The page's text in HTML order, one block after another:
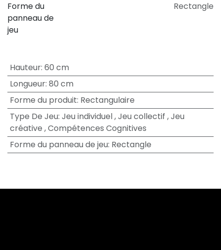
Forme du
panneau de
jeu
Rectangle
Hauteur: 60 cm
Longueur: 80 cm
Forme du produit: Rectangulaire
Type De Jeu: Jeu individuel,Jeu collectif ,Jeu
créative ,Compétences Cognitives
Forme du panneau de jeu: Rectangle